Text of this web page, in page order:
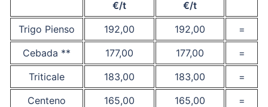
€/t
€/t
Trigo Pienso
192,00 192,00
=
Cebada **
177,00 177,00
=
Triticale
183,00 183,00
=
Centeno
165,00 165,00
=